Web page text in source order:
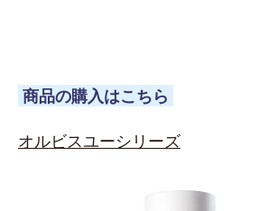
商品の購入はこちら
オルビスユーシリーズ